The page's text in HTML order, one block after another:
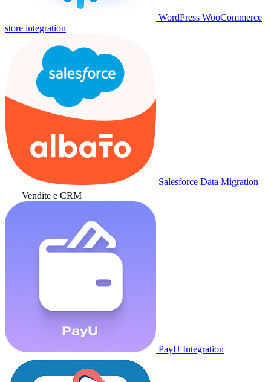
WordPress WooCommerce
store integration
Salesforce Data Migration
Vendite e CRM
PayU Integration